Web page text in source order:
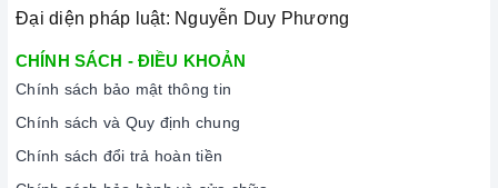
Đặt dụng cụ nấu đúng trọng tâm của vùng nấu trước khi bật
Đại diện pháp luật: Nguyễn Duy Phương
CHÍNH SÁCH - ĐIỀU KHOẢN
Chính sách bảo mật thông tin
Chính sách và Quy định chung
Chính sách đổi trả hoàn tiền